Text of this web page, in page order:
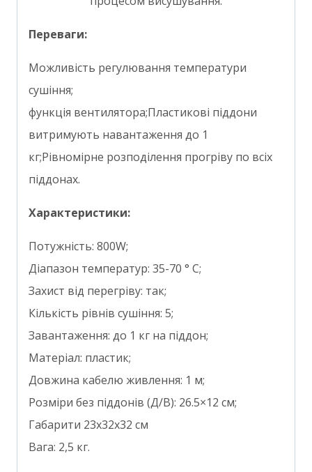
Переваги:
Можливість регулювання температури
сушіння;
функція вентилятора;Пластикові піддони
витримують навантаження до 1
кг;Рівномірне розподілення прогріву по всіх
піддонах.
Характеристики:
Потужність: 800W;
Діапазон температур: 35-70 ° C;
Захист від перегріву: так;
Кількість рівнів сушіння: 5;
Завантаження: до 1 кг на піддон;
Матеріал: пластик;
Довжина кабелю живлення: 1 м;
Розміри без піддонів (Д/В): 26.5×12 см;
Габарити 23х32х32 см
Вага: 2,5 кг.